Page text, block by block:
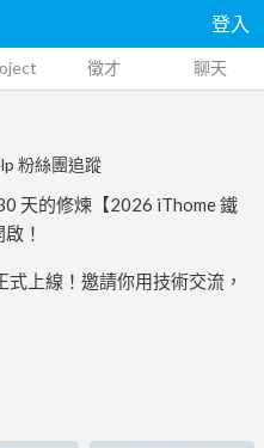
登入
徵才 聊天
粉絲團追蹤
天的修煉【2026 iThome 鐵
！
上線！邀請你用技術交流，